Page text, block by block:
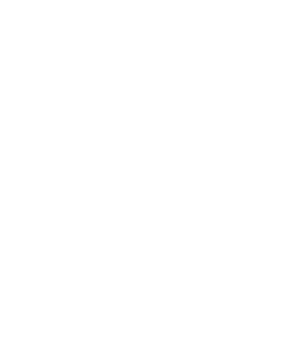
perfectamente lógico
colecciones que
Además, buscar ideas
emocionante. No solo
que hay que tener para